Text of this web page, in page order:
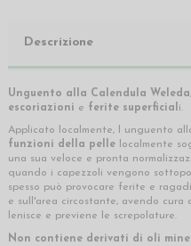
Descrizione
Unguento alla Calendula Weleda
escoriazioni e ferite superficial i.
Applicato localmente, l unguento
funzioni della pelle localmente
una sua veloce e pronta
quando i capezzoli vengono
spesso può provocare ferite e
e sull'area circostante, avendo cura
lenisce e previene le screpolature.
Non contiene derivati di oli